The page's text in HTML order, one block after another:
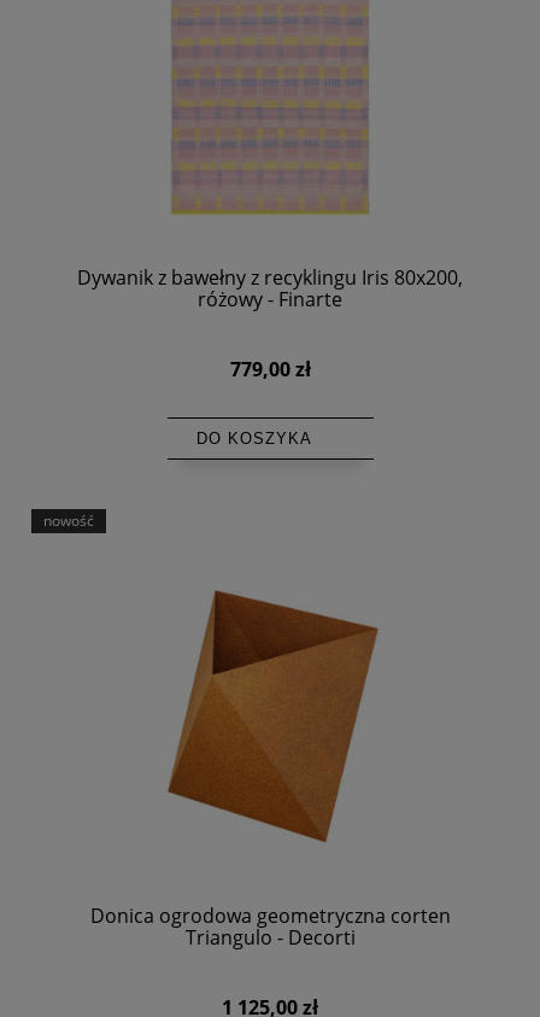
Dywanik z bawełny z recyklingu Iris 80x200,
różowy - Finarte
779,00 zł
DO KOSZYKA
Donica ogrodowa geometryczna corten
Triangulo - Decorti
1 125,00 zł
nowość